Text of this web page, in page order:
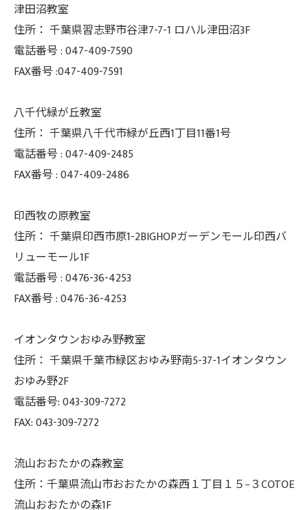
津田沼教室
住所： 千葉県習志野市谷津7-7-1 ロハル津田沼3F
電話番号 :047-409-7590
FAX番号 :047-409-7591
八千代緑が丘教室
住所： 千葉県八千代市緑が丘西1丁目11番1号
電話番号 :047-409-2485
FAX番号 :047-409-2486
印西牧の原教室
住所： 千葉県印西市原1-2BIGHOPガーデンモール印西バ
リューモール1F
電話番号 :0476-36-4253
FAX番号 :0476-36-4253
イオンタウンおゆみ野教室
住所： 千葉県千葉市緑区おゆみ野南5-37-1イオンタウン
おゆみ野2F
電話番号: 043-309-7272
FAX: 043-309-7272
流山おおたかの森教室
住所：千葉県流山市おおたかの森西１丁目１５−３COTOE
流山おおたかの森1F